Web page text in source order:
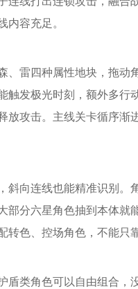
内容充足。
、雷四种属性地块，拖动
触发极光时刻，额外多行
放攻击。主线关卡循序渐
向连线也能精准识别。
部分六星角色抽到本体就
色、控场角色，不能只
盾类角色可以自由组合，